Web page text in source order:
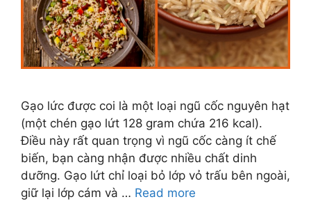
Gạo lức được coi là một loại ngũ cốc nguyên hạt
(một chén gạo lứt 128 gram chứa 216 kcal).
Điều này rất quan trọng vì ngũ cốc càng ít chế
biến, bạn càng nhận được nhiều chất dinh
dưỡng. Gạo lứt chỉ loại bỏ lớp vỏ trấu bên ngoài,
giữ lại lớp cám và … Read more